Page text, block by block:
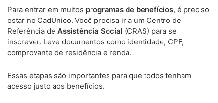
Para entrar em muitos programas de benefícios, é preciso
estar no CadÚnico. Você precisa ir a um Centro de
Referência de Assistência Social (CRAS) para se
inscrever. Leve documentos como identidade, CPF,
comprovante de residência e renda.
Essas etapas são importantes para que todos tenham
acesso justo aos benefícios.